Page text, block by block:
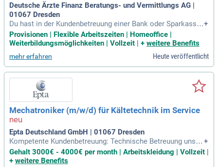
Deutsche Ärzte Finanz Beratungs- und Vermittlungs AG |
01067 Dresden
Du hast in der Kundenbetreuung einer Bank oder Sparkasse
umfangreiches Know-how aufgebaut. Nun möchtest du dein
e eigenen Karriereziele verfolgen, statt vorgegebene Absatz
ziele zu erfüllen? Dann bist du bei uns richtig.
+
Provisionen | Flexible Arbeitszeiten | Homeoffice |
Weiterbildungsmöglichkeiten | Vollzeit | + weitere Benefits
mehr erfahren Heute veröffentlicht
Mechatroniker (m/w/d) für Kältetechnik im Service
Epta Deutschland GmbH | 01067 Dresden
Kompetente Kundenbetreuung: Technische Betreuung unser
er Kunden in enger Zusammenarbeit mit dem Innendienst: B
ewirb dich jetzt! Klicke auf "Jetzt Bewerben" oben in der Anz
+
Gehalt 3000€ - 4000€ per month | Arbeitskleidung | Vollzeit |
+ weitere Benefits